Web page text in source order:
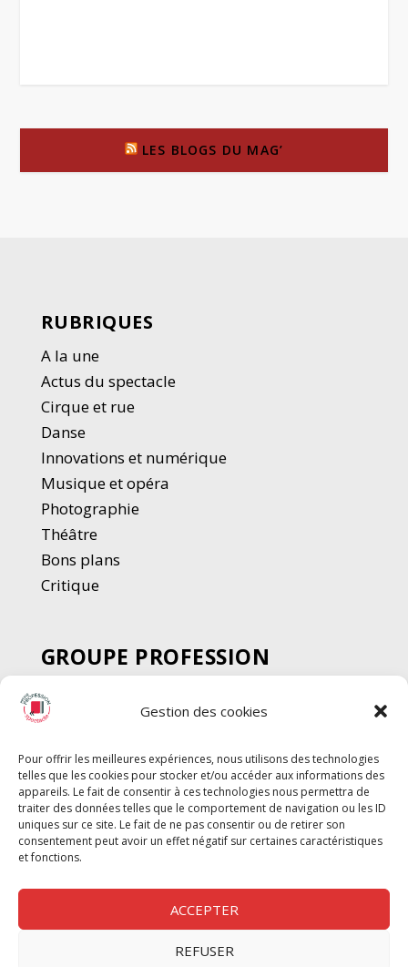
Gestion des cookies
Pour offrir les meilleures expériences, nous utilisons des technologies
telles que les cookies pour stocker et/ou accéder aux informations des
appareils. Le fait de consentir à ces technologies nous permettra de
traiter des données telles que le comportement de navigation ou les ID
uniques sur ce site. Le fait de ne pas consentir ou de retirer son
consentement peut avoir un effet négatif sur certaines caractéristiques
et fonctions.
ACCEPTER
REFUSER
LES BLOGS DU MAG’
RUBRIQUES
A la une
Actus du spectacle
Cirque et rue
Danse
Innovations et numérique
Musique et opéra
Photographie
Théâtre
Bons plans
Critique
GROUPE PROFESSION
SPECTACLE
Chèque Intermittents
Chèque Compta
Chèque Emploi Spectacle
G-Pods
Profession Audio-visuel